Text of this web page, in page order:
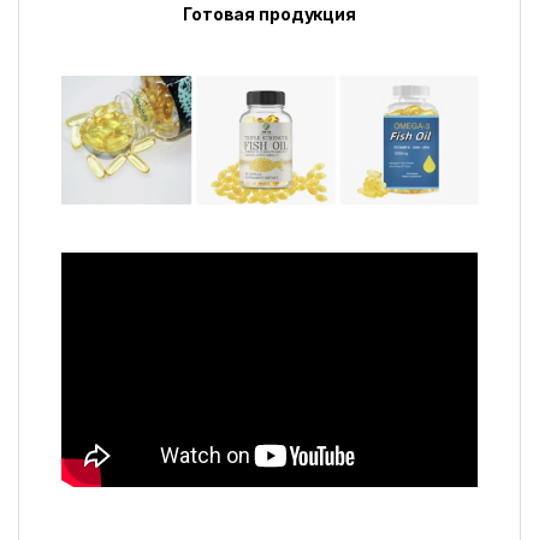
Готовая продукция